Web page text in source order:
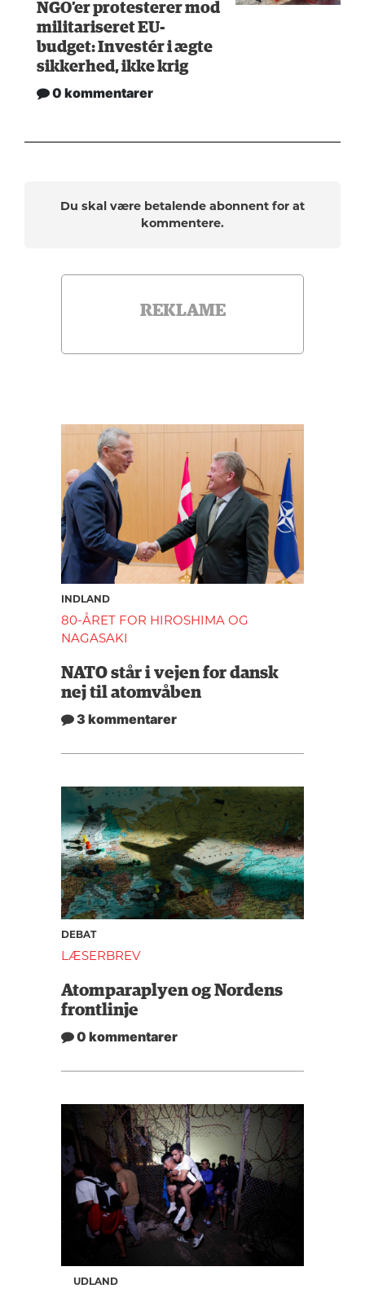
NGO’er protesterer mod
militariseret EU-
budget: Investér i ægte
sikkerhed, ikke krig
0 kommentarer
Du skal være betalende abonnent for at
kommentere.
REKLAME
INDLAND
80-ÅRET FOR HIROSHIMA OG
NAGASAKI
NATO står i vejen for dansk
nej til atomvåben
3 kommentarer
DEBAT
LÆSERBREV
Atomparaplyen og Nordens
frontlinje
0 kommentarer
UDLAND